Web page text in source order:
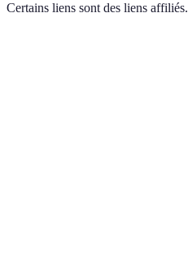
Certains liens sont des liens affiliés.